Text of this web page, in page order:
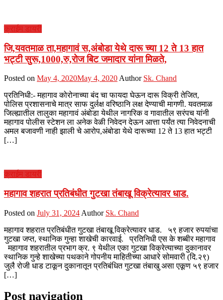
क्राईम डायरी
जि,यवतमाळ ता,महागावं स,अंबोडा येथे दारू च्या 12 ते 13 हात
भट्टी सुरू,1000,रु,रोज बिट जमादार यांना मिळते,
Posted on May 4, 2020May 4, 2020Author Sk. Chand
प्रतिनिधी:- महागाव कोरोनाच्या बंद चा फायदा घेऊन दारू विक्री तेजित,
पोलिस प्रशासनाचे मात्र साफ दुर्लक्ष वरिष्ठानि लक्ष देण्याची मागणी. यवतमाळ
जिल्ह्यातील तालुका महागावं अंबोडा येथील नागरिक व गावातील सरंपच यांनी
महागाव पोलीस स्टेशन ला अनेक वेळी निवेदन देऊन आत्ता पर्यंत त्या निवेदनाची
अमल बजावणी नाही झाली चे आरोप,अंबोडा येथे दारूच्या 12 ते 13 हात भट्टी
[…]
क्राईम डायरी
महागाव शहरात प्रतिबंधीत गुटखा तंबाखू विक्रेत्यावर धाड.
Posted on July 31, 2024 Author Sk. Chand
महागाव शहरात प्रतिबंधीत गुटखा तंबाखू विक्रेत्यावर धाड. ५९ हजार रुपयांचा
गुटखा जप्त, स्थानिक गुन्हा शाखेची कारवाई. प्रतिनिधी एस के शब्बीर महागाव
महागाव शहरातील प्रभाग क्र. ९ येथील एका गुटखा विक्रेत्याच्या दुकानावर
स्थानिक गुन्हे शाखेच्या पथकाने गोपनीय माहितीच्या आधारे सोमवारी (दि.२९)
जुलै रोजी धाड टाकून दुकानातून प्रतिबंधित गुटखा तंबाखु असा एकूण ५९ हजार
[…]
Post navigation